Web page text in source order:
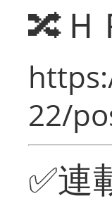
🔀Ｈ
22/
✅連